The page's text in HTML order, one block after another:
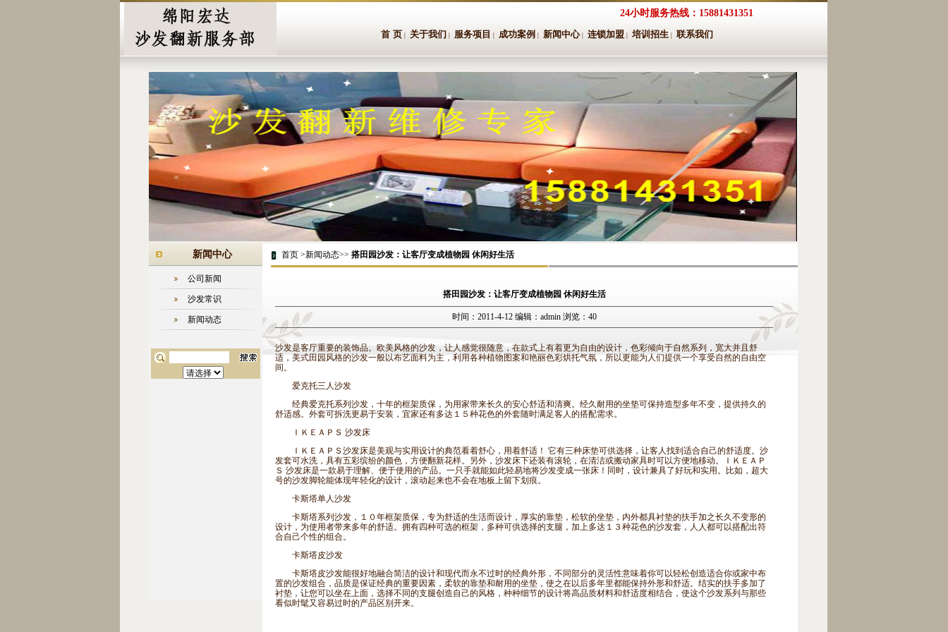
24小时服务热线：15881431351
首 页
关于我们 服务项目 成功案例 新闻中心 连锁加盟 培训招生 联系我们
新闻中心
公司新闻
沙发常识
新闻动态
首页 >新闻动态>> 搭田园沙发：让客厅变成植物园 休闲好生活
搭田园沙发：让客厅变成植物园 休闲好生活
时间：2011-4-12 编辑：admin 浏览：40
沙发是客厅重要的装饰品。欧美风格的沙发，让人感觉很随意，在款式上有着更为自由的设计，色彩倾向于自然系列，宽大并且舒
适，美式田园风格的沙发一般以布艺面料为主，利用各种植物图案和艳丽色彩烘托气氛，所以更能为人们提供一个享受自然的自由空
间。
爱克托三人沙发
经典爱克托系列沙发，十年的框架质保，为用家带来长久的安心舒适和清爽。 经久耐用的坐垫可保持造型多年不变，提供持久的
舒适感。外套可拆洗更易于安装，宜家还有多达１５种花色的外套随时满足客人的搭配需求。
ＩＫＥＡＰＳ 沙发床
ＩＫＥＡＰＳ沙发床是美观与实用设计的典范看着舒心，用着舒适！ 它有三种床垫可供选择，让客人找到适合自己的舒适度。沙
发套可水洗，具有五彩缤纷的颜色，方便翻新花样。另外，沙发床下还装有滚轮，在清洁或搬动家具时可以方便地移动。ＩＫＥＡＰ
Ｓ 沙发床是一款易于理解、便于使用的产品。一只手就能如此轻易地将沙发变成一张床！同时，设计兼具了好玩和实用。比如，超大
号的沙发脚轮能体现年轻化的设计，滚动起来也不会在地板上留下划痕。
卡斯塔单人沙发
卡斯塔系列沙发，１０年框架质保，专为舒适的生活而设计，厚实的靠垫，松软的坐垫，内外都具衬垫的扶手加之长久不变形的
设计，为使用者带来多年的舒适。拥有四种可选的框架，多种可供选择的支腿，加上多达１３种花色的沙发套，人人都可以搭配出符
合自己个性的组合。
卡斯塔皮沙发
卡斯塔皮沙发能很好地融合简洁的设计和现代而永不过时的经典外形，不同部分的灵活性意味着你可以轻松创造适合你或家中布
置的沙发组合，品质是保证经典的重要因素，柔软的靠垫和耐用的坐垫，使之在以后多年里都能保持外形和舒适。结实的扶手多加了
衬垫，让您可以坐在上面，选择不同的支腿创造自己的风格，种种细节的设计将高品质材料和舒适度相结合，使这个沙发系列与那些
看似时髦又容易过时的产品区别开来。